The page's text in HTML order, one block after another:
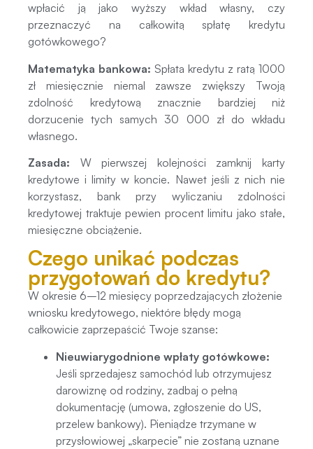
wpłacić ją jako wyższy wkład własny, czy
przeznaczyć na całkowitą spłatę kredytu
gotówkowego?
Matematyka bankowa: Spłata kredytu z ratą 1000
zł miesięcznie niemal zawsze zwiększy Twoją
zdolność kredytową znacznie bardziej niż
dorzucenie tych samych 30 000 zł do wkładu
własnego.
Zasada: W pierwszej kolejności zamknij karty
kredytowe i limity w koncie. Nawet jeśli z nich nie
korzystasz, bank przy wyliczaniu zdolności
kredytowej traktuje pewien procent limitu jako stałe,
miesięczne obciążenie.
Czego unikać podczas
przygotowań do kredytu?
W okresie 6–12 miesięcy poprzedzających złożenie
wniosku kredytowego, niektóre błędy mogą
całkowicie zaprzepaścić Twoje szanse:
Nieuwiarygodnione wpłaty gotówkowe:
Jeśli sprzedajesz samochód lub otrzymujesz
darowiznę od rodziny, zadbaj o pełną
dokumentację (umowa, zgłoszenie do US,
przelew bankowy). Pieniądze trzymane w
przysłowiowej „skarpecie” nie zostaną uznane